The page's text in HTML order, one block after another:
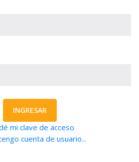
INGRESAR
mi clave de acceso
cuenta de usuario...